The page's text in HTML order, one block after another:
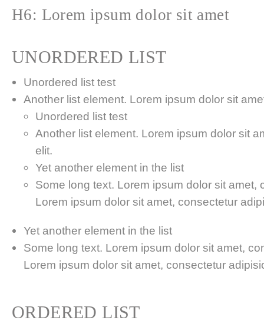
H6: Lorem ipsum dolor sit amet
UNORDERED LIST
Unordered list test
Another list element. Lorem ipsum dolor sit
Unordered list test
Another list element. Lorem ipsum dolor sit
elit.
Yet another element in the list
Some long text. Lorem ipsum dolor sit amet,
Lorem ipsum dolor sit amet, consectetur
Yet another element in the list
Some long text. Lorem ipsum dolor sit amet,
Lorem ipsum dolor sit amet, consectetur
ORDERED LIST